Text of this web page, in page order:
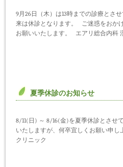
9月26日（木）は13時までの診療とさ
来は休診となります。 ご迷惑をおか
お願いいたします。 エアリ総合内科
夏季休診のお知らせ
8/11(日) ～ 8/16(金)を夏季休診とさせ
いたしますが、何卒宜しくお願い申
クリニック